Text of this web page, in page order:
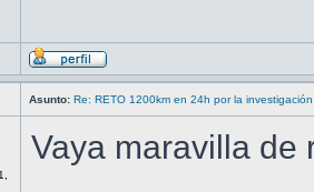
Asunto: Re: RETO 1200km en 24h por la
Vaya maravilla de